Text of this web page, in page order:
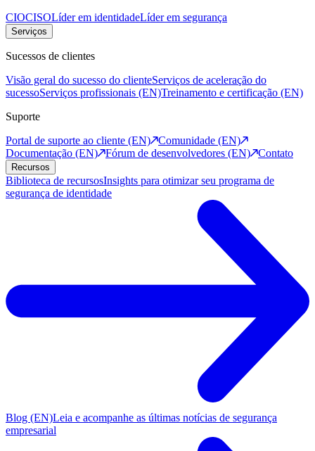
CIOCISOLíder em identidadeLíder em segurança
Serviços
Sucessos de clientes
Visão geral do sucesso do clienteServiços de aceleração do
sucessoServiços profissionais (EN)Treinamento e certificação (EN)
Suporte
Portal de suporte ao cliente (EN)
Comunidade (EN)
Documentação (EN)
Fórum de desenvolvedores (EN) Contato
Recursos
Biblioteca de recursosInsights para otimizar seu programa de
segurança de identidade
Blog (EN)Leia e acompanhe as últimas notícias de segurança
empresarial